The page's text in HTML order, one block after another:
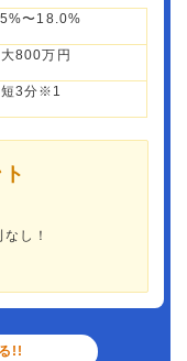
〜18.0%
800万円
3分※1
し！
!!